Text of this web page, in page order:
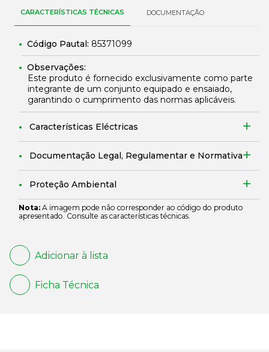
CARACTERÍSTICAS TÉCNICAS DOCUMENTAÇÃO
Código Pautal: 85371099
Observações:
Este produto é fornecido exclusivamente como parte
integrante de um conjunto equipado e ensaiado,
garantindo o cumprimento das normas aplicáveis.
Características Eléctricas
Documentação Legal, Regulamentar e Normativa
Proteção Ambiental
Nota: A imagem pode não corresponder ao código do produto
apresentado. Consulte as características técnicas.
Adicionar à lista
Ficha Técnica